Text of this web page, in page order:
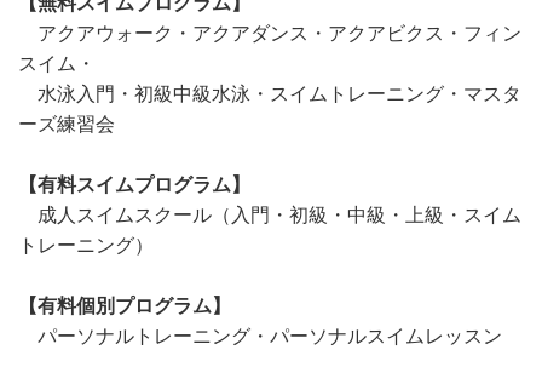
アクアウォーク・アクアダンス・アクアビクス・フィン
スイム・
水泳入門・初級中級水泳・スイムトレーニング・マスタ
ーズ練習会
【有料スイムプログラム】
成人スイムスクール（入門・初級・中級・上級・スイム
トレーニング）
【有料個別プログラム】
パーソナルトレーニング・パーソナルスイムレッスン